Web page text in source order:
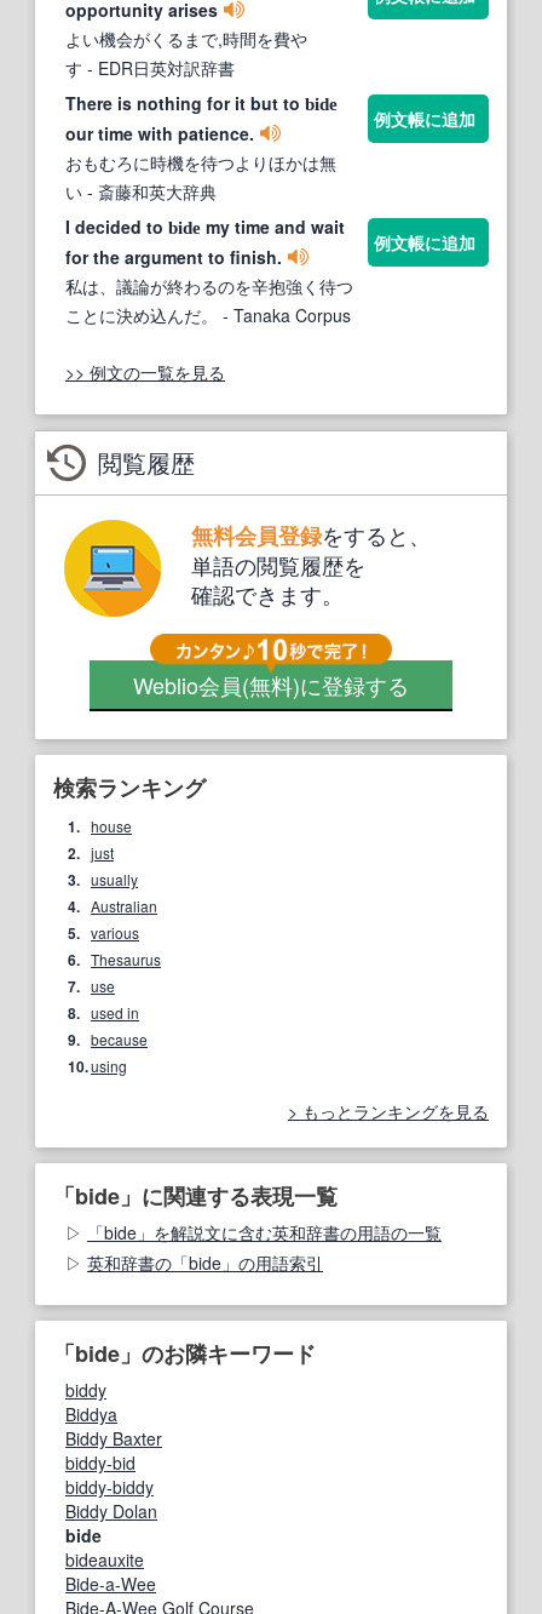
opportunity arises
よい機会がくるまで,時間を費や
す - EDR日英対訳辞書
There is nothing for it but to bide
our time with patience.
おもむろに時機を待つよりほかは無
い - 斎藤和英大辞典
例文帳に追加
I decided to bide my time and wait
for the argument to finish.
私は、議論が終わるのを辛抱強く待つ
ことに決め込んだ。
- Tanaka Corpus
例文帳に追加
>> 例文の一覧を見る
閲覧履歴
無料会員登録をすると、
単語の閲覧履歴を
確認できます。
Weblio会員(無料)に登録する
検索ランキング
1. house
2. just
3. usually
4. Australian
5. various
6. Thesaurus
7. use
8. used in
9. because
10.using
もっとランキングを見る
「bide」に関連する表現一覧
「bide」を解説文に含む英和辞書の用語の一覧
英和辞書の「bide」の用語索引
「bide」のお隣キーワード
biddy
Biddya
Biddy Baxter
biddy-bid
biddy-biddy
Biddy Dolan
bide
bideauxite
Bide-a-Wee
Bide-A-Wee Golf Course